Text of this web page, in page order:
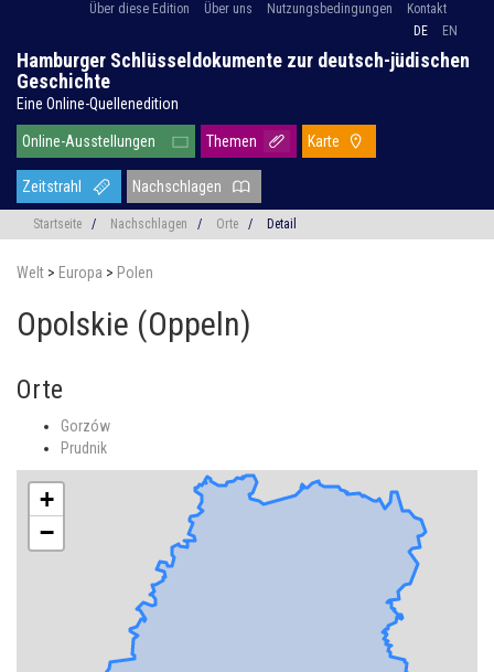
Über diese Edition Über uns Nutzungsbedingungen
Kontakt
DE
EN
Hamburger Schlüsseldokumente zur deutsch-jüdischen
Geschichte
Eine Online-Quellenedition
Online-Ausstellungen Themen Karte
Zeitstrahl Nachschlagen
Startseite / Nachschlagen / Orte / Detail
Welt > Europa > Polen
Opolskie (Oppeln)
Orte
Gorzów
Prudnik
+
−